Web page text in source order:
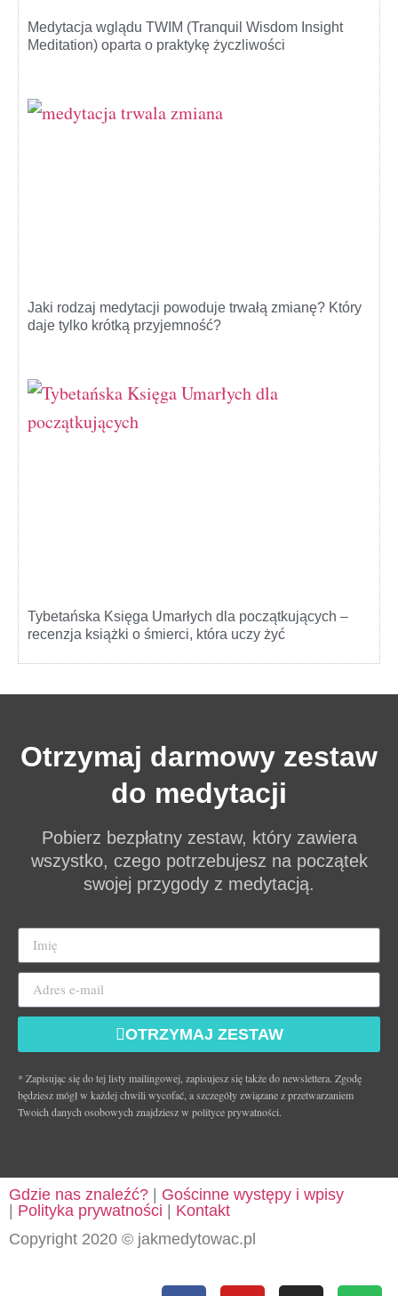
Medytacja wglądu TWIM (Tranquil Wisdom Insight
Meditation) oparta o praktykę życzliwości
Jaki rodzaj medytacji powoduje trwałą zmianę? Który
daje tylko krótką przyjemność?
Tybetańska Księga Umarłych dla początkujących –
recenzja książki o śmierci, która uczy żyć
Otrzymaj darmowy zestaw
do medytacji
Pobierz bezpłatny zestaw, który zawiera
wszystko, czego potrzebujesz na początek
swojej przygody z medytacją.
OTRZYMAJ ZESTAW
* Zapisując się do tej listy mailingowej, zapisujesz się także do newslettera. Zgodę
będziesz mógł w każdej chwili wycofać, a szczegóły związane z przetwarzaniem
Twoich danych osobowych znajdziesz w polityce prywatności.
Gdzie nas znaleźć? | Gościnne występy i wpisy
| Polityka prywatności | Kontakt
Copyright 2020 © jakmedytowac.pl